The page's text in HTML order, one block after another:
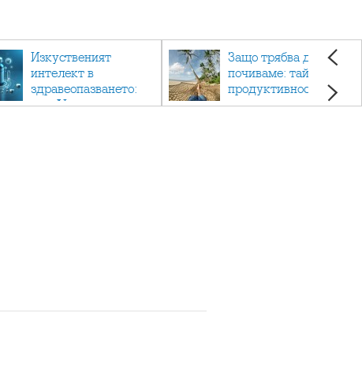
Изкуственият
интелект в
здравеопазването:
как AI променя
Защо трябва да си
почиваме: тайната на
продуктивността,
здравето и добрия